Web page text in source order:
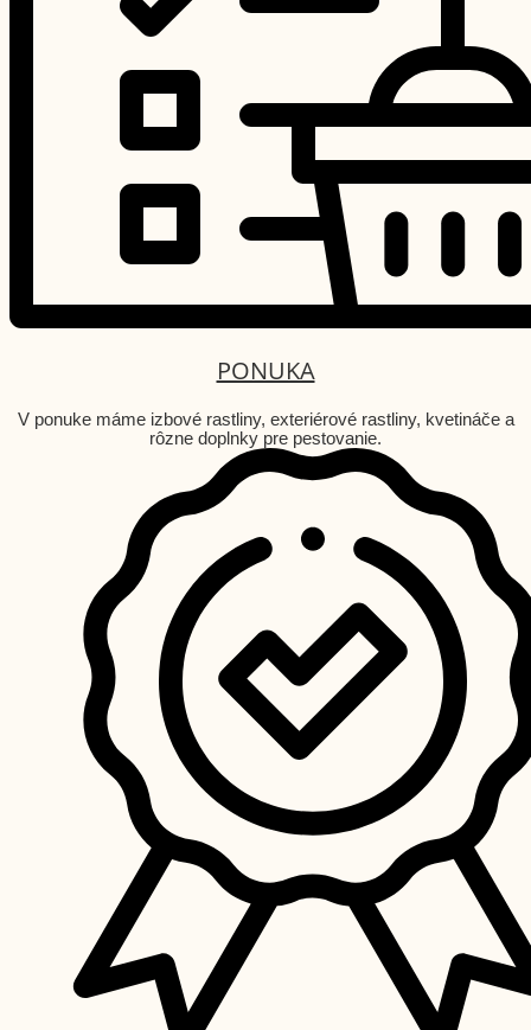
PONUKA
V ponuke máme izbové rastliny, exteriérové rastliny, kvetináče a
rôzne doplnky pre pestovanie.